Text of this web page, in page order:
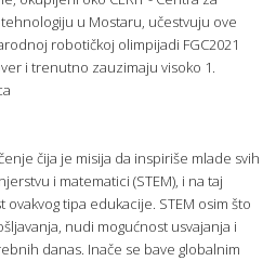
u Mostaru, učestvuju ove
robotičkoj olimpijadi FGC2021
i trenutno zauzimaju visoko 1.
čija je misija da inspiriše mlade svih
i matematici (STEM), i na taj
tipa edukacije. STEM osim što
nudi mogućnost usvajanja i
danas. Inače se bave globalnim